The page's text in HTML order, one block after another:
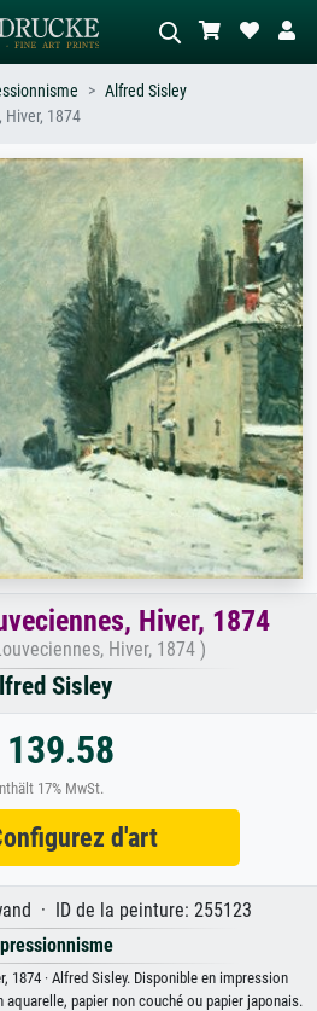
–
Décrivez la scène – ex. prairie verte,
abstrait avec beaucoup de rouge,
tableau sombre, nu debout près d'un
arbre.
Alfred Sisley
Hiver, 1874
Hiver, 1874
Hiver, 1874 )
Sisley
139.58
17% MwSt.
d'art
· ID de la peinture: 255123
1874 · Alfred Sisley. Disponible en impression
papier non couché ou papier japonais.